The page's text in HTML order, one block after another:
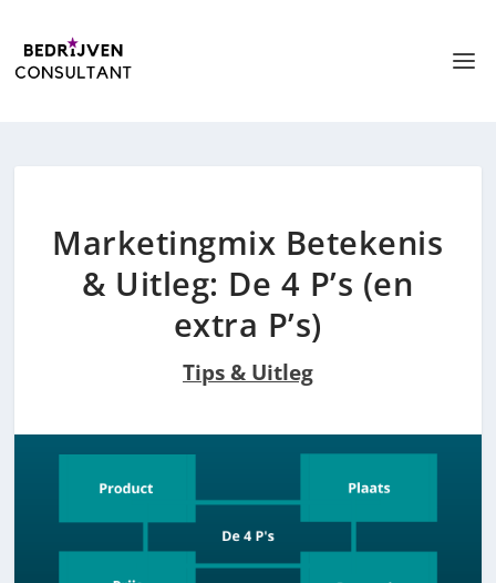
Marketingmix Betekenis
& Uitleg: De 4 P’s (en
extra P’s)
Tips & Uitleg